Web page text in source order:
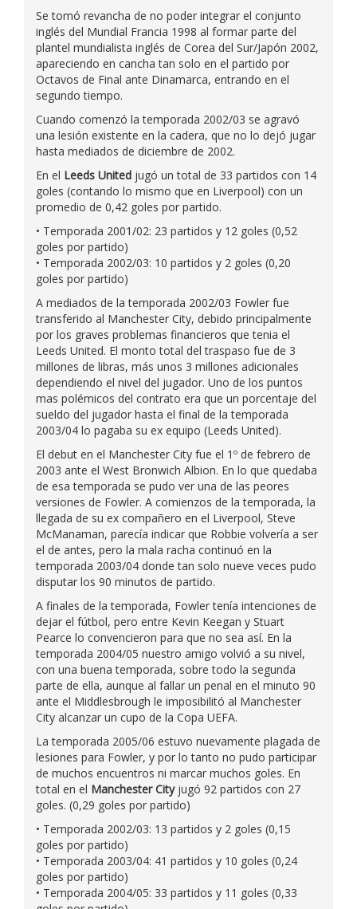
Se tomó revancha de no poder integrar el conjunto
inglés del Mundial Francia 1998 al formar parte del
plantel mundialista inglés de Corea del Sur/Japón 2002,
apareciendo en cancha tan solo en el partido por
Octavos de Final ante Dinamarca, entrando en el
segundo tiempo.
Cuando comenzó la temporada 2002/03 se agravó
una lesión existente en la cadera, que no lo dejó jugar
hasta mediados de diciembre de 2002.
En el Leeds United jugó un total de 33 partidos con 14
goles (contando lo mismo que en Liverpool) con un
promedio de 0,42 goles por partido.
• Temporada 2001/02: 23 partidos y 12 goles (0,52
goles por partido)
• Temporada 2002/03: 10 partidos y 2 goles (0,20
goles por partido)
A mediados de la temporada 2002/03 Fowler fue
transferido al Manchester City, debido principalmente
por los graves problemas financieros que tenia el
Leeds United. El monto total del traspaso fue de 3
millones de libras, más unos 3 millones adicionales
dependiendo el nivel del jugador. Uno de los puntos
mas polémicos del contrato era que un porcentaje del
sueldo del jugador hasta el final de la temporada
2003/04 lo pagaba su ex equipo (Leeds United).
El debut en el Manchester City fue el 1º de febrero de
2003 ante el West Bronwich Albion. En lo que quedaba
de esa temporada se pudo ver una de las peores
versiones de Fowler. A comienzos de la temporada, la
llegada de su ex compañero en el Liverpool, Steve
McManaman, parecía indicar que Robbie volvería a ser
el de antes, pero la mala racha continuó en la
temporada 2003/04 donde tan solo nueve veces pudo
disputar los 90 minutos de partido.
A finales de la temporada, Fowler tenía intenciones de
dejar el fútbol, pero entre Kevin Keegan y Stuart
Pearce lo convencieron para que no sea así. En la
temporada 2004/05 nuestro amigo volvió a su nivel,
con una buena temporada, sobre todo la segunda
parte de ella, aunque al fallar un penal en el minuto 90
ante el Middlesbrough le imposibilitó al Manchester
City alcanzar un cupo de la Copa UEFA.
La temporada 2005/06 estuvo nuevamente plagada de
lesiones para Fowler, y por lo tanto no pudo participar
de muchos encuentros ni marcar muchos goles. En
total en el Manchester Cityjugó 92 partidos con 27
goles. (0,29 goles por partido)
• Temporada 2002/03: 13 partidos y 2 goles (0,15
goles por partido)
• Temporada 2003/04: 41 partidos y 10 goles (0,24
goles por partido)
• Temporada 2004/05: 33 partidos y 11 goles (0,33